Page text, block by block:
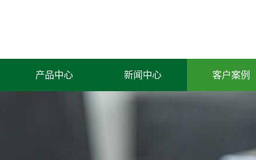
产品中心 新闻中心 客户案例